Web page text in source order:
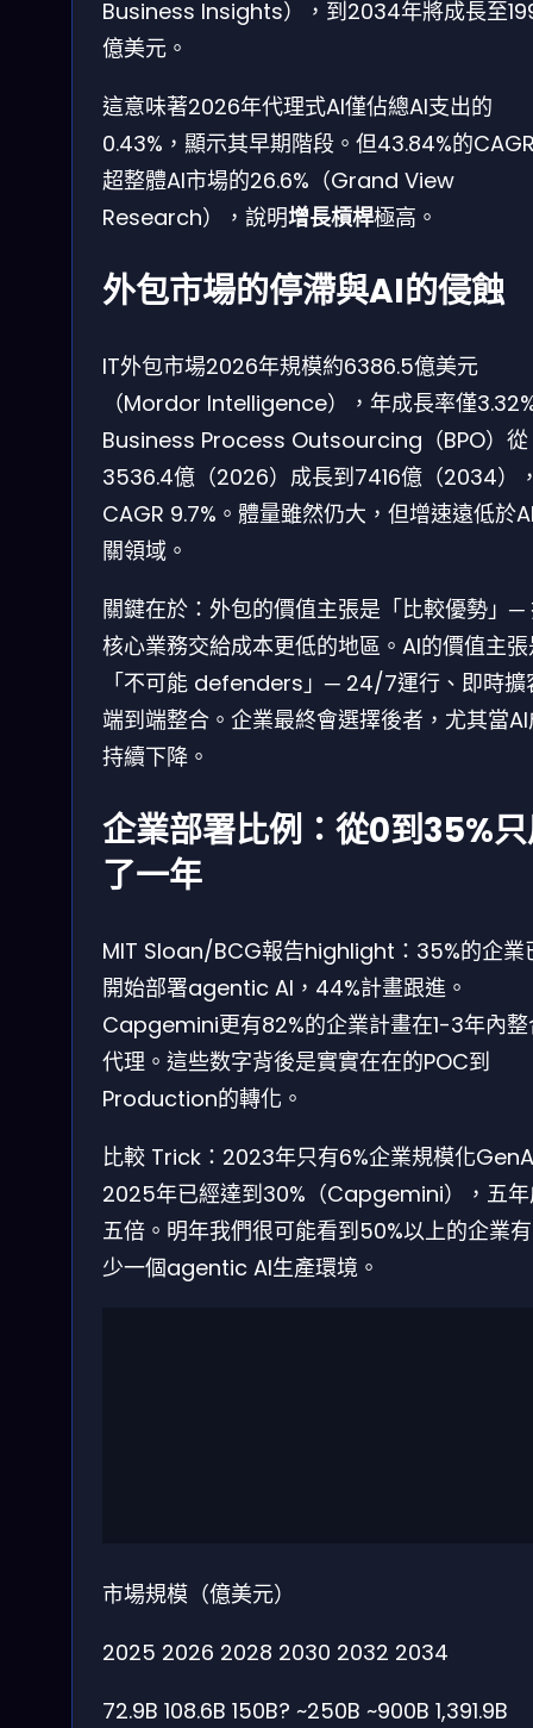
Business Insights），到2034年將成長至
億美元。
這意味著2026年代理式AI僅佔總AI支出的
0.43%，顯示其早期階段。但43.84%的
超整體AI市場的26.6%（Grand View
Research），說明增長槓桿極高。
外包市場的停滯與AI的侵蝕
IT外包市場2026年規模約6386.5億美元
（Mordor Intelligence），年成長率僅
Business Process Outsourcing（BPO）從
3536.4億（2026）成長到7416億（2034）
CAGR 9.7%。體量雖然仍大，但增速遠低於
關領域。
關鍵在於：外包的價值主張是「比較優勢」─
核心業務交給成本更低的地區。AI的價值主
「不可能 defenders」─ 24/7運行、即時擴
端到端整合。企業最終會選擇後者，尤其當
持續下降。
企業部署比例：從0到35%
了一年
MIT Sloan/BCG報告highlight：35%的企業
開始部署agentic AI，44%計畫跟進。
Capgemini更有82%的企業計畫在1-3年內整
代理。這些数字背後是實實在在的POC到
Production的轉化。
比較 Trick：2023年只有6%企業規模化
2025年已經達到30%（Capgemini），五
五倍。明年我們很可能看到50%以上的企業
少一個agentic AI生產環境。
市場規模（億美元）
2025 2026 2028 2030 2032 2034
72.9B 108.6B 150B? ~250B ~900B 1,391.9B